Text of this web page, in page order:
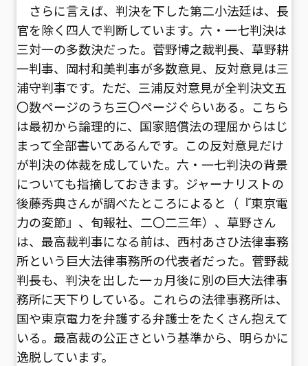
さらに言えば、判決を下した第二小法廷は、長
官を除く四人で判断しています。六・一七判決は
三対一の多数決だった。菅野博之裁判長、草野耕
一判事、岡村和美判事が多数意見、反対意見は三
浦守判事です。ただ、三浦反対意見が全判決文五
〇数ページのうち三〇ページぐらいある。こちら
は最初から論理的に、国家賠償法の理屈からはじ
まって全部書いてあるんです。この反対意見だけ
が判決の体裁を成していた。六・一七判決の背景
についても指摘しておきます。ジャーナリストの
後藤秀典さんが調べたところによると（『東京電
力の変節』、旬報社、二〇二三年）、草野さん
は、最高裁判事になる前は、西村あさひ法律事務
所という巨大法律事務所の代表者だった。菅野裁
判長も、判決を出した一ヵ月後に別の巨大法律事
務所に天下りしている。これらの法律事務所は、
国や東京電力を弁護する弁護士をたくさん抱えて
いる。最高裁の公正さという基準から、明らかに
逸脱しています。